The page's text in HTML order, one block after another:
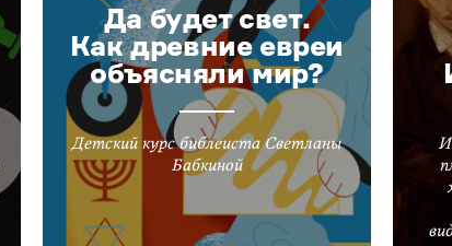
Да будет свет.
Как древние евреи
объясняли мир?
Детский курс библеиста Светланы
Бабкиной